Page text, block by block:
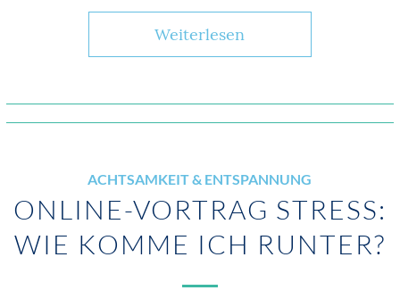
Weiterlesen
ACHTSAMKEIT & ENTSPANNUNG
ONLINE-VORTRAG STRESS:
WIE KOMME ICH RUNTER?